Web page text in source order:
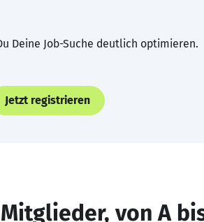
Deine Job-Suche deutlich optimieren.
Jetzt registrieren
von A